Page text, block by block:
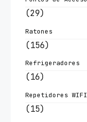
(29)
Ratones
(156)
Refrigeradores
(16)
Repetidores WIFI
(15)